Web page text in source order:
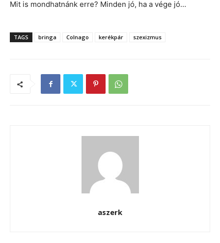
Mit is mondhatnánk erre? Minden jó, ha a vége jó…
TAGS bringa Colnago kerékpár szexizmus
aszerk